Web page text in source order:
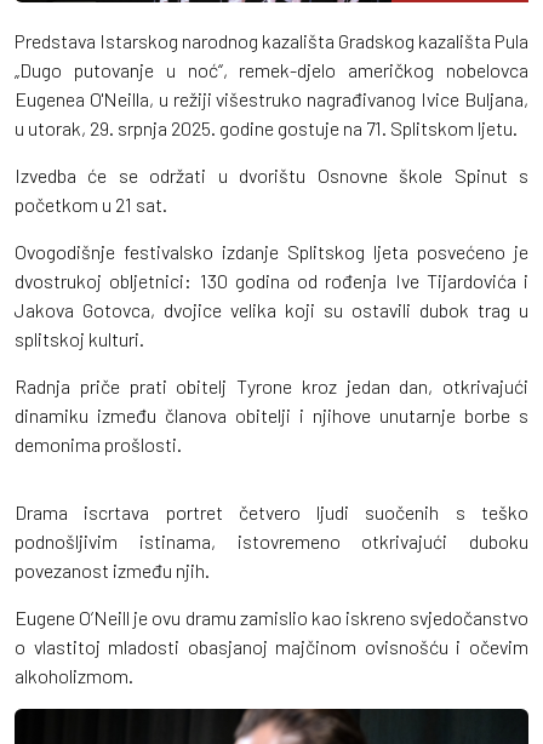
Predstava Istarskog narodnog kazališta Gradskog kazališta Pula
„Dugo putovanje u noć“, remek-djelo američkog nobelovca
Eugenea O'Neilla, u režiji višestruko nagrađivanog Ivice Buljana,
u utorak, 29. srpnja 2025. godine gostuje na 71. Splitskom ljetu.
Izvedba će se održati u dvorištu Osnovne škole Spinut s
početkom u 21 sat.
Ovogodišnje festivalsko izdanje Splitskog ljeta posvećeno je
dvostrukoj obljetnici: 130 godina od rođenja Ive Tijardovića i
Jakova Gotovca, dvojice velika koji su ostavili dubok trag u
splitskoj kulturi.
Radnja priče prati obitelj Tyrone kroz jedan dan, otkrivajući
dinamiku između članova obitelji i njihove unutarnje borbe s
demonima prošlosti.
Drama iscrtava portret četvero ljudi suočenih s teško
podnošljivim istinama, istovremeno otkrivajući duboku
povezanost između njih.
Eugene O’Neill je ovu dramu zamislio kao iskreno svjedočanstvo
o vlastitoj mladosti obasjanoj majčinom ovisnošću i očevim
alkoholizmom.